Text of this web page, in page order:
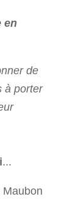
en
de
à porter
...
Maubon